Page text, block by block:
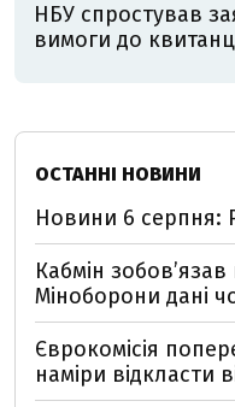
НБУ спростував
вимоги до
ОСТАННІ НОВИНИ
Новини 6 серпня:
Кабмін
Міноборони дані
Єврокомісія
наміри відкласти